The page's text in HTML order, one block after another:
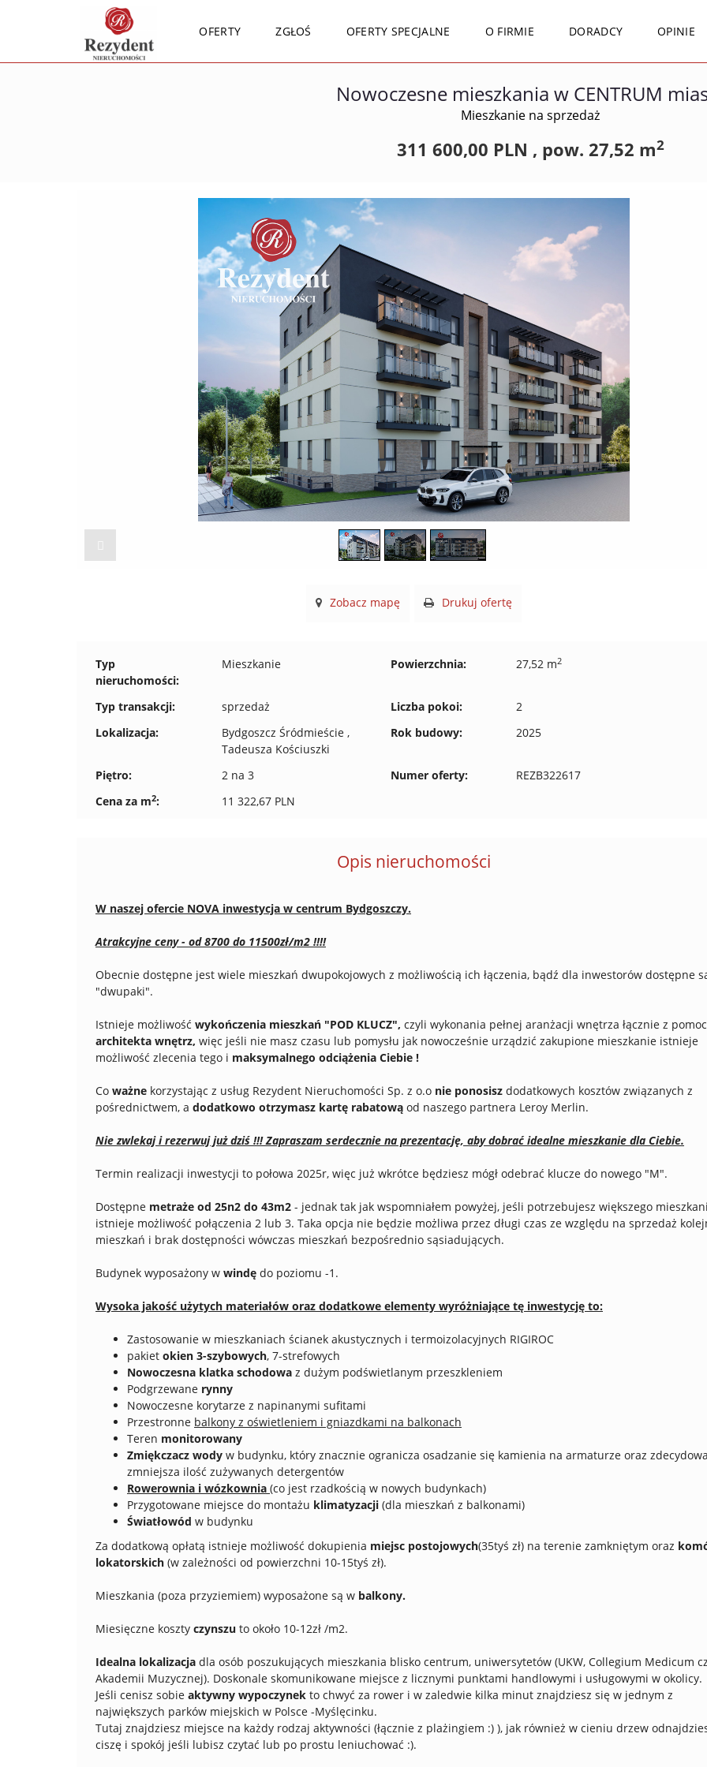
OFERTY ZGŁOŚ OFERTY SPECJALNE O FIRMIE DORADCY OPINIE
Nowoczesne mieszkania w CENTRUM
Mieszkanie na sprzedaż
311 600,00 PLN , pow. 27,52 m2
Zobacz mapę Drukuj ofertę
Typ
nieruchomości:
Mieszkanie Powierzchnia: 27,52 m2
Typ transakcji: sprzedaż Liczba pokoi:
2
Lokalizacja:
Bydgoszcz Śródmieście ,
Tadeusza Kościuszki
Rok budowy: 2025
Piętro: 2 na 3 Numer oferty:
REZB322617
Cena za m2: 11 322,67 PLN
Opis nieruchomości
W naszej ofercie NOVA inwestycja w centrum Bydgoszczy.
Atrakcyjne ceny - od 8700 do 11500zł/m2 !!!!
Obecnie dostępne jest wiele mieszkań dwupokojowych z możliwością ich łączenia, bądź dla inwestorów dostępne
"dwupaki".
Istnieje możliwość wykończenia mieszkań "POD KLUCZ", czyli wykonania pełnej aranżacji wnętrza łącznie z
architekta wnętrz, więc jeśli nie masz czasu lub pomysłu jak nowocześnie urządzić zakupione mieszkanie istnieje
możliwość zlecenia tego i maksymalnego odciążenia Ciebie !
Co ważne korzystając z usług Rezydent Nieruchomości Sp. z o.o nie ponosisz dodatkowych kosztów związanych z
pośrednictwem, a dodatkowo otrzymasz kartę rabatową od naszego partnera Leroy Merlin.
Nie zwlekaj i rezerwuj już dziś !!! Zapraszam serdecznie na prezentację, aby dobrać idealne mieszkanie dla Ciebie.
Termin realizacji inwestycji to połowa 2025r, więc już wkrótce będziesz mógł odebrać klucze do nowego "M".
Dostępne metraże od 25n2 do 43m2 - jednak tak jak wspomniałem powyżej, jeśli potrzebujesz większego
istnieje możliwość połączenia 2 lub 3. Taka opcja nie będzie możliwa przez długi czas ze względu na sprzedaż
mieszkań i brak dostępności wówczas mieszkań bezpośrednio sąsiadujących.
Budynek wyposażony w windę do poziomu -1.
Wysoka jakość użytych materiałów oraz dodatkowe elementy wyróżniające tę inwestycję to:
Zastosowanie w mieszkaniach ścianek akustycznych i termoizolacyjnych RIGIROC
pakiet okien 3-szybowych, 7-strefowych
Nowoczesna klatka schodowa z dużym podświetlanym przeszkleniem
Podgrzewane rynny
Nowoczesne korytarze z napinanymi sufitami
Przestronne balkony z oświetleniem i gniazdkami na balkonach
Teren monitorowany
Zmiękczacz wody w budynku, który znacznie ogranicza osadzanie się kamienia na armaturze oraz
zmniejsza ilość zużywanych detergentów
Rowerownia i wózkownia (co jest rzadkością w nowych budynkach)
Przygotowane miejsce do montażu klimatyzacji (dla mieszkań z balkonami)
Światłowód w budynku
Za dodatkową opłatą istnieje możliwość dokupienia miejsc postojowych(35tyś zł) na terenie zamkniętym oraz
lokatorskich (w zależności od powierzchni 10-15tyś zł).
Mieszkania (poza przyziemiem) wyposażone są w balkony.
Miesięczne koszty czynszu to około 10-12zł /m2.
Idealna lokalizacja dla osób poszukujących mieszkania blisko centrum, uniwersytetów (UKW, Collegium Medicum
Akademii Muzycznej). Doskonale skomunikowane miejsce z licznymi punktami handlowymi i usługowymi w okolicy.
Jeśli cenisz sobie aktywny wypoczynek to chwyć za rower i w zaledwie kilka minut znajdziesz się w jednym z
największych parków miejskich w Polsce -Myślęcinku.
Tutaj znajdziesz miejsce na każdy rodzaj aktywności (łącznie z plażingiem :) ), jak również w cieniu drzew
ciszę i spokój jeśli lubisz czytać lub po prostu leniuchować :).